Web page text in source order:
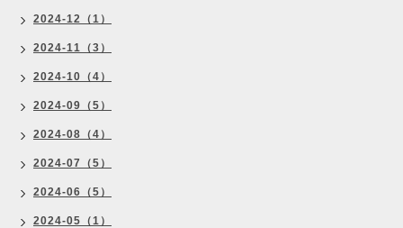
2024-12（1）
2024-11（3）
2024-10（4）
2024-09（5）
2024-08（4）
2024-07（5）
2024-06（5）
2024-05（1）